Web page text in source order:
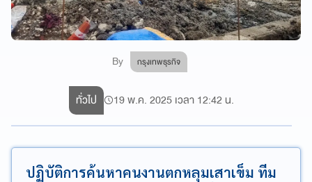
By กรุงเทพธุรกิจ
ทั่วไป 19 พ.ค. 2025 เวลา 12:42 น.
ปฏิบัติการค้นหาคนงานตกหลุมเสาเข็ม ทีม